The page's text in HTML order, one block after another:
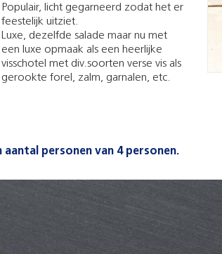
Populair, licht gegarneerd zodat het er
feestelijk uitziet.
Luxe, dezelfde salade maar nu met
een luxe opmaak als een heerlijke
visschotel met div.soorten verse vis als
gerookte forel, zalm, garnalen, etc.
personen van 4 personen.